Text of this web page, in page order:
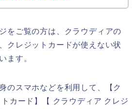
をご覧の方は、クラウディアの
クレジットカードが使えない状
ます。
のスマホなどを利用して、【ク
カード】【 クラウディア クレジ